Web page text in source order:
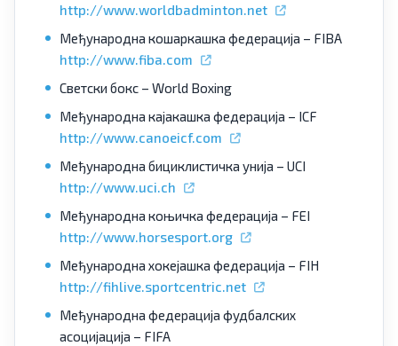
http://www.worldbadminton.net
Међународна кошаркашка федерација – FIBA
http://www.fiba.com
Светски бокс – World Boxing
Међународна кајакашка федерација – ICF
http://www.canoeicf.com
Међународна бициклистичка унија – UCI
http://www.uci.ch
Међународна коњичка федерација – FEI
http://www.horsesport.org
Међународна хокејашка федерација – FIH
http://fihlive.sportcentric.net
Међународна федерација фудбалских
асоцијација – FIFA